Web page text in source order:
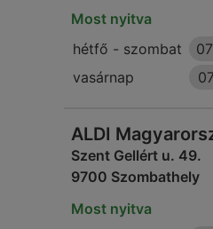
Most nyitva
hétfő - szombat
vasárnap
ALDI
Szent Gellért u. 49.
9700 Szombathely
Most nyitva